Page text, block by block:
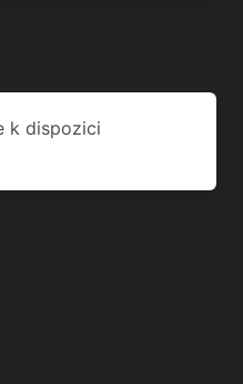
k dispozici